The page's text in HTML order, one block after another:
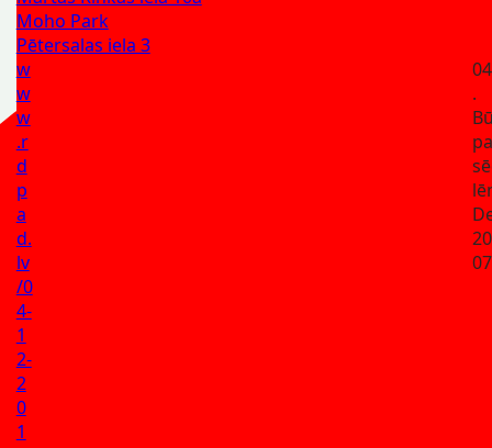
Moho Park
Pētersalas iela 3
w
w
w
.r
d
p
a
d.
lv
/0
4-
1
2-
2
0
1
.